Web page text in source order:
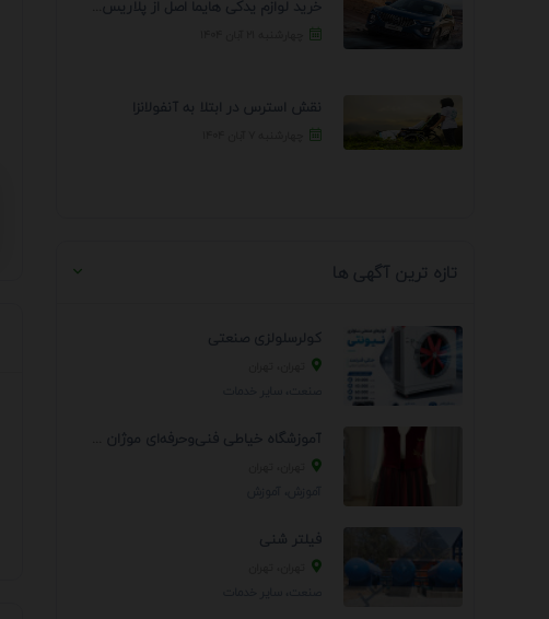
نقش استرس در ابتلا به آنفولانزا
تازه ترین آگهی ها
کولرسلولزی صنعتی
فیلتر شنی